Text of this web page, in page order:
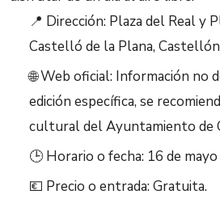
📍 Dirección: Plaza del Real y
Castelló de la Plana,
🌐 Web oficial: Información no
edición específica, se
cultural del Ayuntamiento de
🕒 Horario o fecha: 16 de
💶 Precio o entrada: Gratuita.